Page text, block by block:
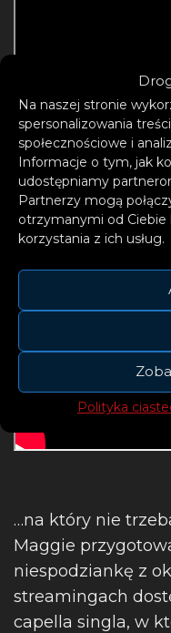
Na naszej stronie
spersonalizowania
społecznościowe i
Informacje o tym, jak
udostępniamy
Partnerzy mogą
otrzymanymi od
korzystania z ich usług.
Polityka
…na który nie
Maggie
niespodziankę z
streamingach
capella singla, w